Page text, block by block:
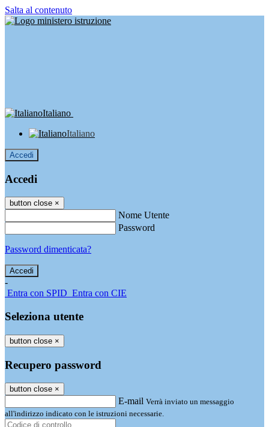
Salta al contenuto
Italiano
Italiano
Accedi
Accedi
button close ×
Nome Utente
Password
Password dimenticata?
-
Entra con SPID Entra con CIE
Seleziona utente
button close ×
Recupero password
button close ×
E-mail Verrà inviato un messaggio
all'indirizzo indicato con le istruzioni necessarie.